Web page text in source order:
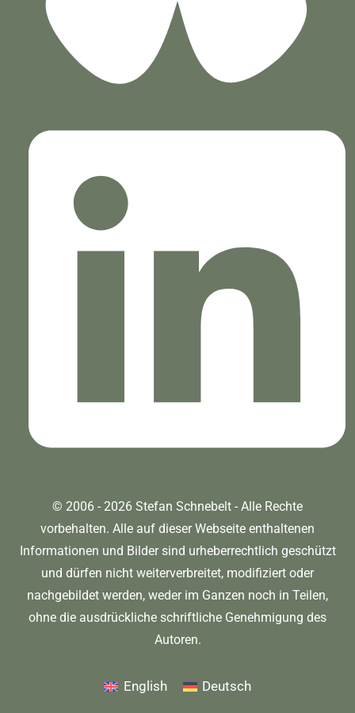
© 2006 - 2026 Stefan Schnebelt - Alle Rechte
vorbehalten. Alle auf dieser Webseite enthaltenen
Informationen und Bilder sind urheberrechtlich geschützt
und dürfen nicht weiterverbreitet, modifiziert oder
nachgebildet werden, weder im Ganzen noch in Teilen,
ohne die ausdrückliche schriftliche Genehmigung des
Autoren.
English Deutsch